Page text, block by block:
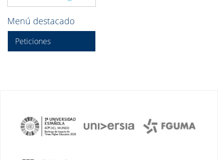
Menú destacado
Peticiones